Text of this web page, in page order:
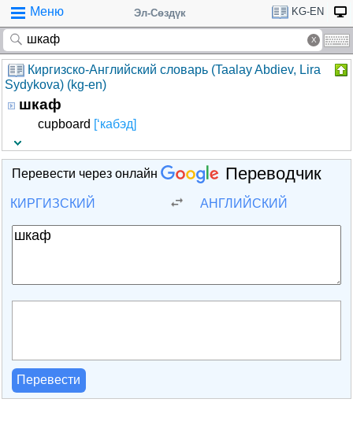
Меню Эл-Сөздүк KG-EN
Киргизско-Английский словарь (Taalay Abdiev, Lira
Sydykova) (kg-en)
шкаф
cupboard [‘кабэд]
Перевести через онлайн Переводчик
КИРГИЗСКИЙ АНГЛИЙСКИЙ
Перевести